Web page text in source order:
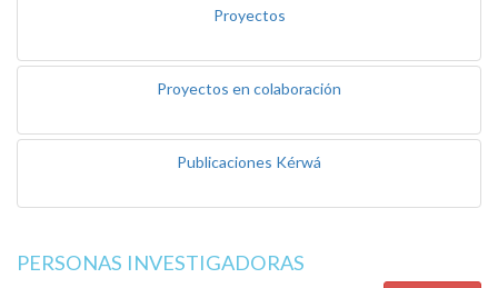
Proyectos
Proyectos en colaboración
Publicaciones Kérwá
PERSONAS INVESTIGADORAS